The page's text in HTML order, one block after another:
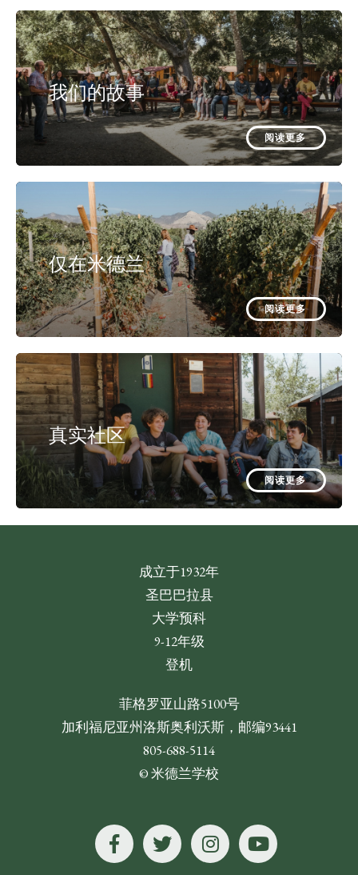
我们的故事
阅读更多
仅在米德兰
阅读更多
真实社区
阅读更多
成立于1932年
圣巴巴拉县
大学预科
9-12年级
登机
菲格罗亚山路5100号
加利福尼亚州洛斯奥利沃斯，邮编93441
805-688-5114
© 米德兰学校